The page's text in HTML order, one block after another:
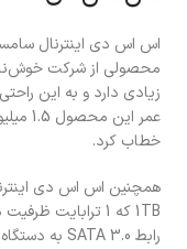
محصولی از شرکت
زیادی دارد و به این
عمر
خطاب کرد.
رابط SATA 3.0 به دستگاه شما متصل می‌شود.